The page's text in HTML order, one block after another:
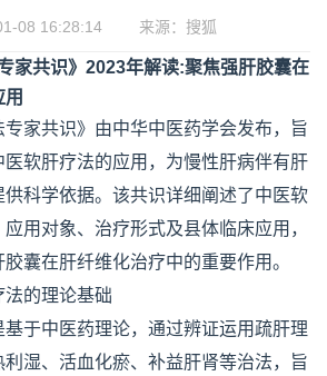
08 16:28:14 来源：搜狐
共识》2023年解读:聚焦强肝胶囊在
专家共识》由中华中医药学会发布，旨
软肝疗法的应用，为慢性肝病伴有肝
科学依据。该共识详细阐述了中医软
用对象、治疗形式及县体临床应用，
囊在肝纤维化治疗中的重要作用。
的理论基础
基于中医药理论，通过辨证运用疏肝理
湿、活血化瘀、补益肝肾等治法，旨